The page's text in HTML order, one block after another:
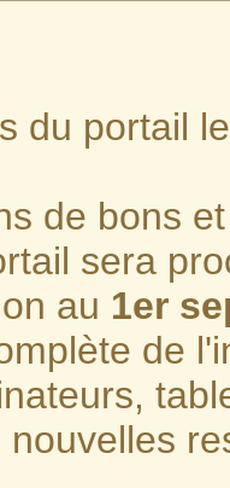
du portail
de bons
sera
au 1er
de